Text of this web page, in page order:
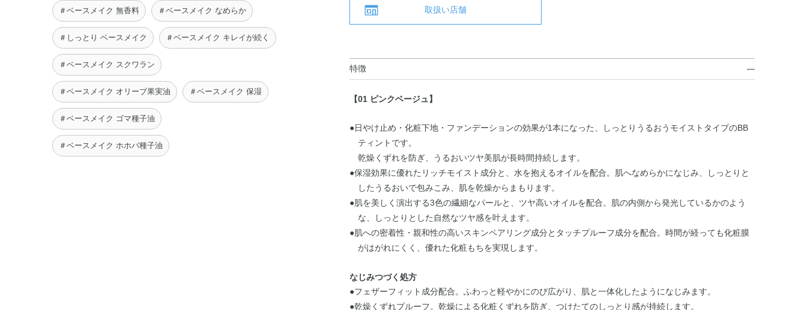
＃ベースメイク 無香料 ＃ベースメイク なめらか
＃しっとり ベースメイク ＃ベースメイク キレイが続く
＃ベースメイク スクワラン
＃ベースメイク オリーブ果実油 ＃ベースメイク 保湿
＃ベースメイク ゴマ種子油
＃ベースメイク ホホバ種子油
取扱い店舗
特徴
【01 ピンクベージュ】
●日やけ止め・化粧下地・ファンデーションの効果が1本になった、しっとりうるおうモイストタイプのBB
ティントです。
乾燥くずれを防ぎ、うるおいツヤ美肌が長時間持続します。
●保湿効果に優れたリッチモイスト成分と、水を抱えるオイルを配合。肌へなめらかになじみ、しっとりと
したうるおいで包みこみ、肌を乾燥からまもります。
●肌を美しく演出する3色の繊細なパールと、ツヤ高いオイルを配合。肌の内側から発光しているかのよう
な、しっとりとした自然なツヤ感を叶えます。
●肌への密着性・親和性の高いスキンペアリング成分とタッチプルーフ成分を配合。時間が経っても化粧膜
がはがれにくく、優れた化粧もちを実現します。
なじみつづく処方
●フェザーフィット成分配合。ふわっと軽やかにのび広がり、肌と一体化したようになじみます。
●乾燥くずれプルーフ。乾燥による化粧くずれを防ぎ、つけたてのしっとり感が持続します。